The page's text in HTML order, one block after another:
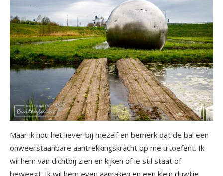
Maar ik hou het liever bij mezelf en bemerk dat de bal een
onweerstaanbare aantrekkingskracht op me uitoefent. Ik
wil hem van dichtbij zien en kijken of ie stil staat of
beweegt. Ik wil hem even aanraken en een klein duwtje